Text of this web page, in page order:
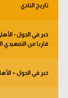
تاريخ النادي
قاريا من التمهيدي
خبر في الجول –